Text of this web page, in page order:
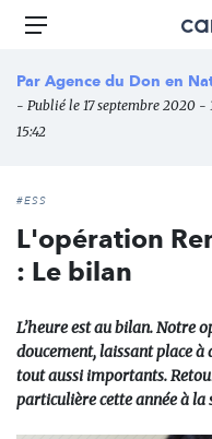
Aller
principal
des
Menu
Par Agence du Don en
- Publié le 17 septembre 2020
15:42
#ESS
L'opération
: Le bilan
L’heure est au bilan. Notre
doucement, laissant place à
tout aussi importants.
particulière cette année à la